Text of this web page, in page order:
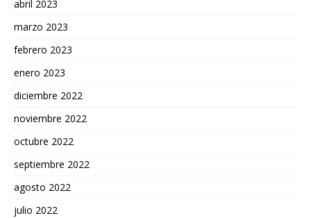
abril 2023
marzo 2023
febrero 2023
enero 2023
diciembre 2022
noviembre 2022
octubre 2022
septiembre 2022
agosto 2022
julio 2022